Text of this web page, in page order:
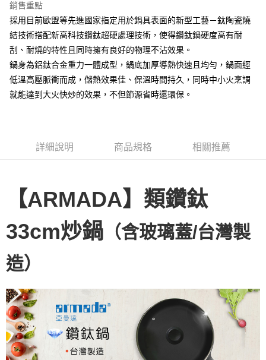
新竹貨運
每筆NT$150，滿NT$4,000(含以上)免運費
銷售重點
採用目前歐盟等先進國家指定用於鍋具表面的新型工藝－鈦陶瓷燒
結技術搭配新高科技鑽鈦超硬處理技術，使得鑽鈦鍋硬度高有耐
刮、耐燒的特性且同時擁有良好的物理不沾效果。
鍋身為鋁鈦合金重力一體成型，鍋底加厚導熱快速且均勻，鍋面經
低溫高壓脈衝而成，儲熱效果佳、保溫時間持久，同時中小火烹調
就能達到大火快炒的效果，不但節源省時還環保。
詳細說明 商品規格 相關推薦
【ARMADA】類鑽鈦
33cm炒鍋 （含玻璃蓋/台灣製
造）